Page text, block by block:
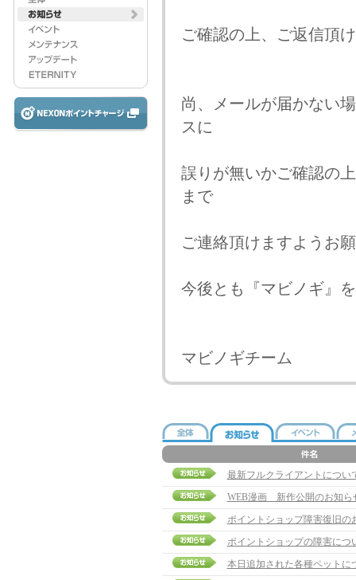
ご確認の上、ご返信頂
尚、メールが届かない
スに
誤りが無いかご確認の
まで
ご連絡頂けますようお
今後とも『マビノギ』
マビノギチーム
最新フルクライアントについ
WEB漫画 新作公開のお知ら
ポイントショップ障害復旧の
ポイントショップの障害につ
本日追加された各種ペットに